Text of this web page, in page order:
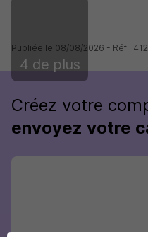
4 de plus
Publiée le 08/08/2026 - Réf :
Créez votre
envoyez votre